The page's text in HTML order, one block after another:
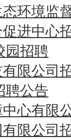
环境监
进中心
园招聘
限公司
聘公告
心有限
限公司